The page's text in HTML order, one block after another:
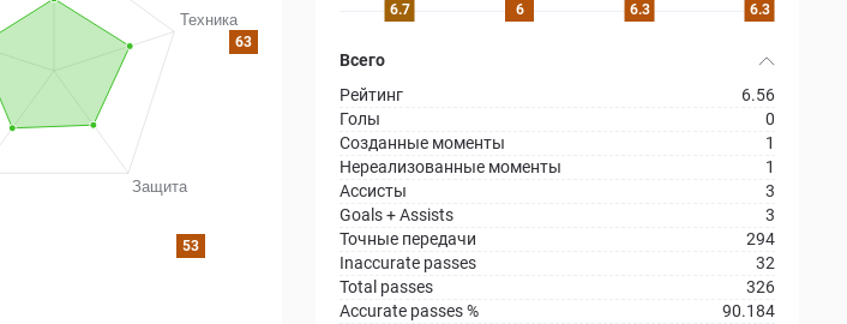
63
53
6.7 6 6.3 6.3
Всего
Рейтинг
6.56
Голы
0
Созданные моменты
1
Нереализованные моменты
1
Ассисты
3
Goals + Assists
3
Точные передачи
294
Inaccurate passes
32
Total passes
326
Accurate passes %
90.184